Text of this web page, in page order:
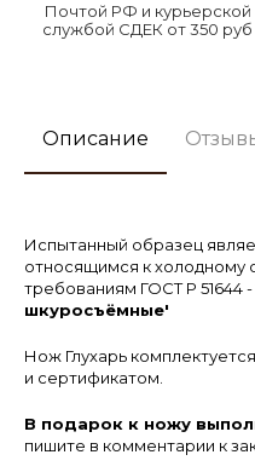
Почтой РФ и курьерской
службой СДЕК от 350 руб
Описание
Испытанный образец
относящимся к холодному
требованиям ГОСТ Р 51644
шкуросъёмные'
Нож Глухарь
и сертификатом.
В подарок к ножу
пишите в комментарии к